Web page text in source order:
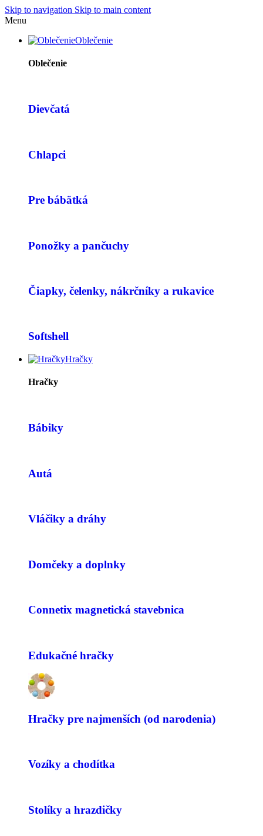
Skip to navigation Skip to main content
Menu
Oblečenie
Oblečenie
Dievčatá
Chlapci
Pre bábätká
Ponožky a pančuchy
Čiapky, čelenky, nákrčníky a rukavice
Softshell
Hračky
Hračky
Bábiky
Autá
Vláčiky a dráhy
Domčeky a doplnky
Connetix magnetická stavebnica
Edukačné hračky
Hračky pre najmenších (od narodenia)
Vozíky a chodítka
Stolíky a hrazdičky